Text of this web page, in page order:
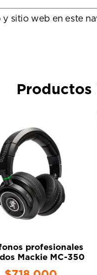
sitio web en este
profesionales
Mackie MC-350